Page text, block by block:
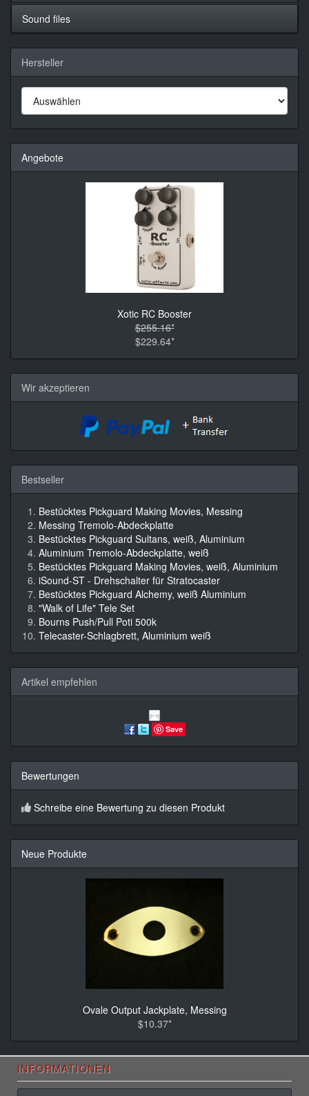
Sound files
Hersteller
Angebote
Xotic RC Booster
$255.16*
$229.64*
Wir akzeptieren
Bestseller
Bestücktes Pickguard Making Movies, Messing
Messing Tremolo-Abdeckplatte
Bestücktes Pickguard Sultans, weiß, Aluminium
Aluminium Tremolo-Abdeckplatte, weiß
Bestücktes Pickguard Making Movies, weiß, Aluminium
iSound-ST - Drehschalter für Stratocaster
Bestücktes Pickguard Alchemy, weiß Aluminium
"Walk of Life" Tele Set
Bourns Push/Pull Poti 500k
Telecaster-Schlagbrett, Aluminium weiß
Artikel empfehlen
Save
Bewertungen
Schreibe eine Bewertung zu diesen Produkt
Neue Produkte
Ovale Output Jackplate, Messing
$10.37*
INFORMATIONEN